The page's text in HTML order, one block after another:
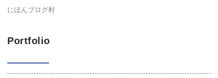
にほんブログ村
Portfolio